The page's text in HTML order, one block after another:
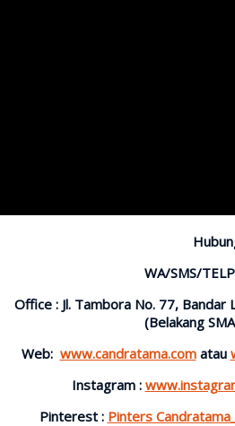
WA/SMS/
Office : Jl. Tambora No. 77,
(Belakang
Web: www.candratama.com atau
Instagram :
Pinterest : Pinters